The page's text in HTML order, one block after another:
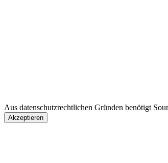
Aus datenschutzrechtlichen Gründen benötigt
Akzeptieren